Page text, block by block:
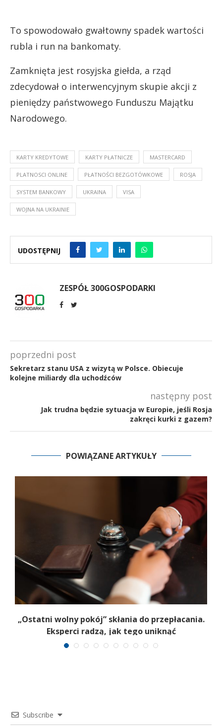
To spowodowało gwałtowny spadek wartości
rubla i run na bankomaty.
Zamknięta jest rosyjska giełda, a rząd
zdecydował o interwencyjnym skupie akcji z
pieniędzy państwowego Funduszu Majątku
Narodowego.
KARTY KREDYTOWE KARTY PŁATNICZE MASTERCARD
PLATNOSCI ONLINE PŁATNOŚCI BEZGOTÓWKOWE ROSJA
SYSTEM BANKOWY UKRAINA VISA
WOJNA NA UKRAINIE
UDOSTĘPNIJ
ZESPÓŁ 300GOSPODARKI
poprzedni post
Sekretarz stanu USA z wizytą w Polsce. Obiecuje
kolejne miliardy dla uchodźców
następny post
Jak trudna będzie sytuacja w Europie, jeśli Rosja
zakręci kurki z gazem?
POWIĄZANE ARTYKUŁY
„Ostatni wolny pokój” skłania do przepłacania.
Eksperci radzą, jak tego uniknąć
Subscribe